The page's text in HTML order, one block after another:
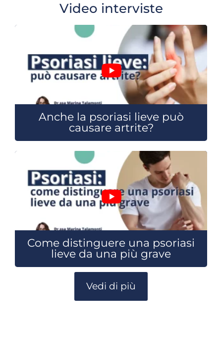
Video interviste
Anche la psoriasi lieve può
causare artrite?
Come distinguere una psoriasi
lieve da una più grave
Vedi di più